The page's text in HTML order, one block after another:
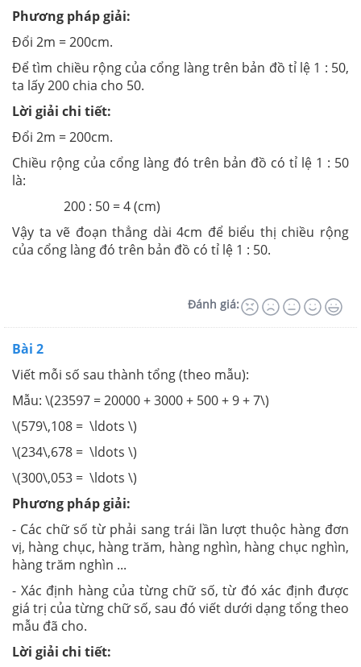
Phương pháp giải:
Đổi 2m = 200cm.
Để tìm chiều rộng của cổng làng trên bản đồ tỉ lệ 1 : 50,
ta lấy 200 chia cho 50.
Lời giải chi tiết:
Đổi 2m = 200cm.
Chiều rộng của cổng làng đó trên bản đồ có tỉ lệ 1 : 50
là:
200 : 50 = 4 (cm)
Vậy ta vẽ đoạn thẳng dài 4cm để biểu thị chiều rộng
của cổng làng đó trên bản đồ có tỉ lệ 1 : 50.
Đánh giá:
Bài 2
Viết mỗi số sau thành tổng (theo mẫu):
Mẫu: \(23597 = 20000 + 3000 + 500 + 9 + 7\)
\(579\,108 = \ldots \)
\(234\,678 = \ldots \)
\(300\,053 = \ldots \)
Phương pháp giải:
- Các chữ số từ phải sang trái lần lượt thuộc hàng đơn
vị, hàng chục, hàng trăm, hàng nghìn, hàng chục nghìn,
hàng trăm nghìn ...
- Xác định hàng của từng chữ số, từ đó xác định được
giá trị của từng chữ số, sau đó viết dưới dạng tổng theo
mẫu đã cho.
Lời giải chi tiết: